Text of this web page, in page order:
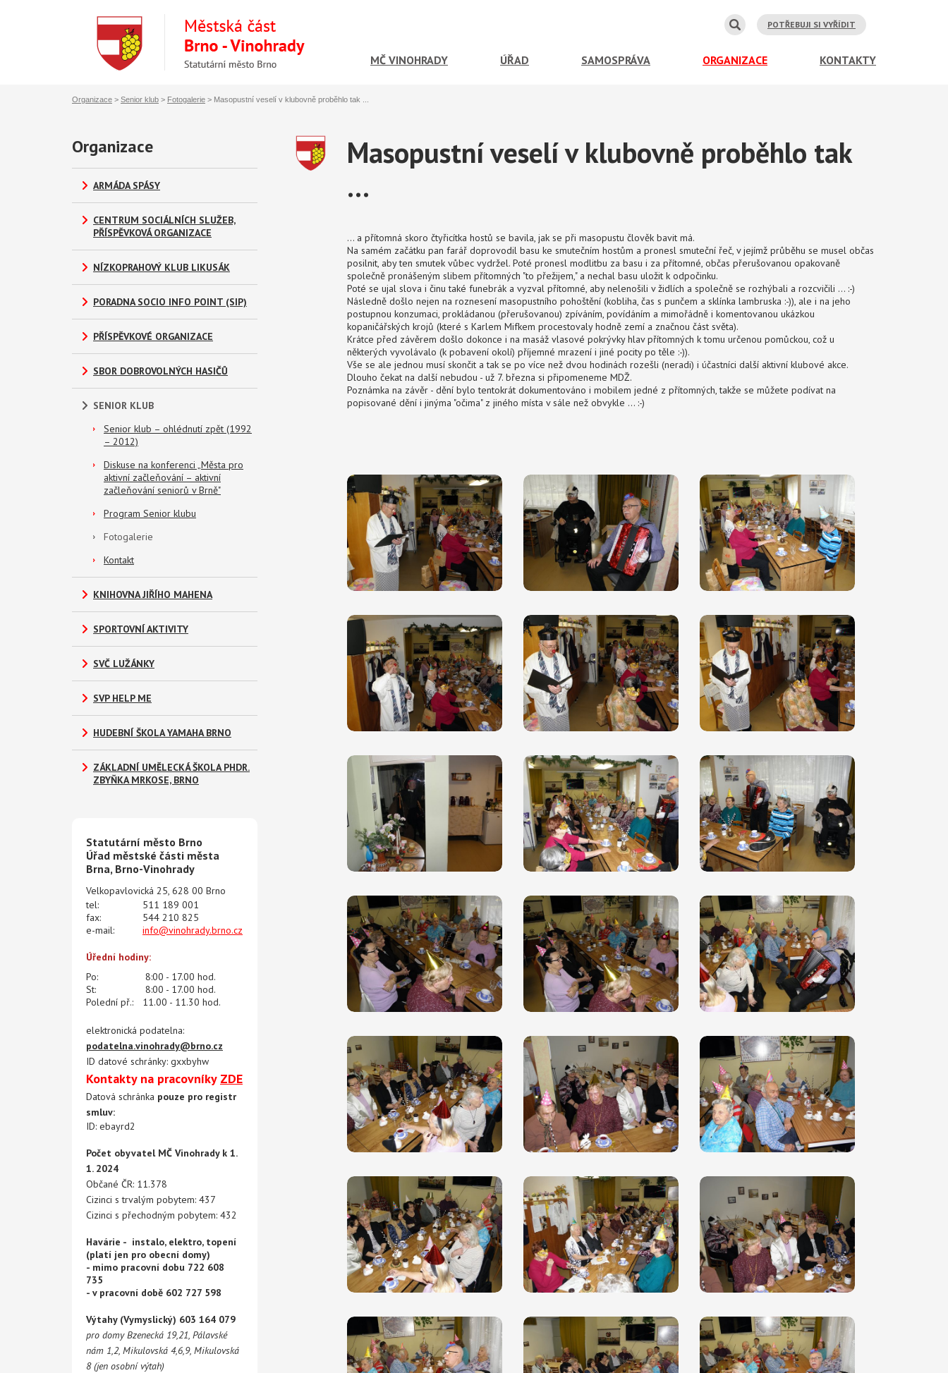
POTŘEBUJI SI VYŘÍDIT
MČ VINOHRADY ÚŘAD SAMOSPRÁVA ORGANIZACE KONTAKTY
Organizace > Senior klub > Fotogalerie > Masopustní veselí v klubovně proběhlo tak ...
Organizace
ARMÁDA SPÁSY
CENTRUM SOCIÁLNÍCH SLUŽEB,
PŘÍSPĚVKOVÁ ORGANIZACE
NÍZKOPRAHOVÝ KLUB LIKUSÁK
PORADNA SOCIO INFO POINT (SIP)
PŘÍSPĚVKOVÉ ORGANIZACE
SBOR DOBROVOLNÝCH HASIČŮ
SENIOR KLUB
Senior klub – ohlédnutí zpět (1992
– 2012)
Diskuse na konferenci „Města pro
aktivní začleňování – aktivní
začleňování seniorů v Brně"
Program Senior klubu
Fotogalerie
Kontakt
KNIHOVNA JIŘÍHO MAHENA
SPORTOVNÍ AKTIVITY
SVČ LUŽÁNKY
SVP HELP ME
HUDEBNÍ ŠKOLA YAMAHA BRNO
ZÁKLADNÍ UMĚLECKÁ ŠKOLA PHDR.
ZBYŇKA MRKOSE, BRNO
Statutární město Brno
Úřad městské části města
Brna, Brno-Vinohrady
Velkopavlovická 25, 628 00 Brno
tel:
511 189 001
fax:
544 210 825
e-mail:
info@vinohrady.brno.cz
Úřední hodiny:
Po:
8:00 - 17.00 hod.
St:
8:00 - 17.00 hod.
Polední př.:
11.00 - 11.30 hod.
elektronická podatelna:
podatelna.vinohrady@brno.cz
ID datové schránky: gxxbyhw
Kontakty na pracovníky ZDE
Datová schránka pouze pro registr
smluv:
ID: ebayrd2
Počet obyvatel MČ Vinohrady k 1.
1. 2024
Občané ČR: 11.378
Cizinci s trvalým pobytem: 437
Cizinci s přechodným pobytem: 432
Havárie - instalo, elektro, topení
(platí jen pro obecní domy)
- mimo pracovní dobu 722 608
735
- v pracovní době 602 727 598
Výtahy (Vymyslický) 603 164 079
pro domy Bzenecká 19,21, Pálavské
nám 1,2, Mikulovská 4,6,9, Mikulovská
8 (jen osobní výtah)
Masopustní veselí v klubovně proběhlo tak
...
... a přítomná skoro čtyřicítka hostů se bavila, jak se při masopustu člověk bavit má.
Na samém začátku pan farář doprovodil basu ke smutečním hostům a pronesl smuteční řeč, v jejímž průběhu se musel občas
posilnit, aby ten smutek vůbec vydržel. Poté pronesl modlitbu za basu i za přítomné, občas přerušovanou opakovaně
společně pronášeným slibem přítomných "to přežijem," a nechal basu uložit k odpočinku.
Poté se ujal slova i činu také funebrák a vyzval přítomné, aby nelenošili v židlích a společně se rozhýbali a rozcvičili ... :-)
Následně došlo nejen na roznesení masopustního pohoštění (kobliha, čas s punčem a sklínka lambruska :-)), ale i na jeho
postupnou konzumaci, prokládanou (přerušovanou) zpíváním, povídáním a mimořádně i komentovanou ukázkou
kopaničářských krojů (které s Karlem Mifkem procestovaly hodně zemí a značnou část světa).
Krátce před závěrem došlo dokonce i na masáž vlasové pokrývky hlav přítomných k tomu určenou pomůckou, což u
některých vyvolávalo (k pobavení okolí) příjemné mrazení i jiné pocity po těle :-)).
Vše se ale jednou musí skončit a tak se po více než dvou hodinách rozešli (neradi) i účastníci další aktivní klubové akce.
Dlouho čekat na další nebudou - už 7. března si připomeneme MDŽ.
Poznámka na závěr - dění bylo tentokrát dokumentováno i mobilem jedné z přítomných, takže se můžete podívat na
popisované dění i jinýma "očima" z jiného místa v sále než obvykle ... :-)